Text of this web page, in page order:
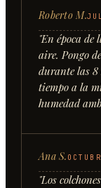
Roberto M.
"En época de
aire. Pongo
durante las 8
tiempo a la
humedad
Ana S.
"Los